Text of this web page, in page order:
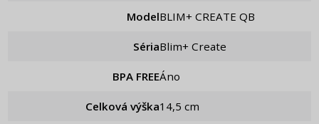
Model BLIM+ CREATE QB
Séria Blim+ Create
BPA FREE Áno
Celková výška 14,5 cm